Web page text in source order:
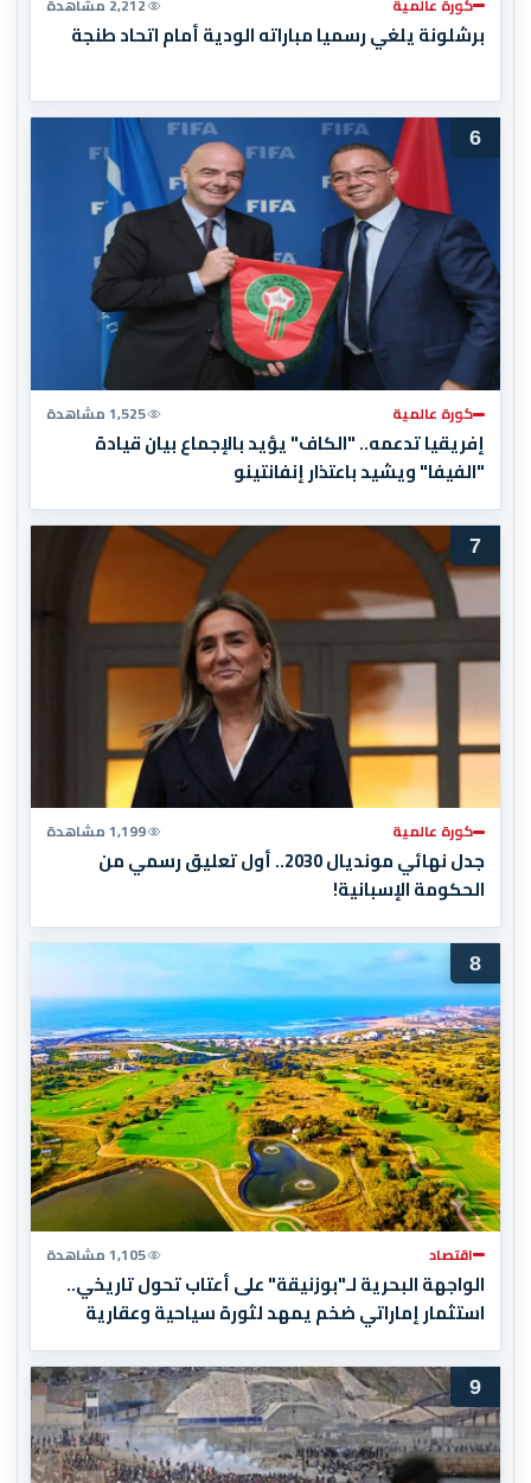
برشلونة يلغي رسميا مباراته الودية أمام اتحاد طنجة
6
كورة عالمية 1,525 مشاهدة
إفريقيا تدعمه.. "الكاف" يؤيد بالإجماع بيان قيادة
"الفيفا" ويشيد باعتذار إنفانتينو
7
كورة عالمية 1,199 مشاهدة
جدل نهائي مونديال 2030.. أول تعليق رسمي من
الحكومة الإسبانية!
8
اقتصاد 1,105 مشاهدة
الواجهة البحرية لـ"بوزنيقة" على أعتاب تحول تاريخي..
استثمار إماراتي ضخم يمهد لثورة سياحية وعقارية
9